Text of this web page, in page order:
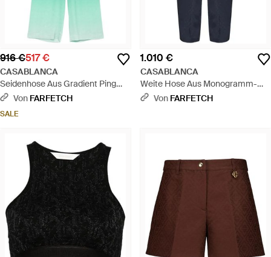
916 €517 €
CASABLANCA
Seidenhose Aus Gradient Ping
Pong-Jacquard - Grün
Von FARFETCH
SALE
1.010 €
CASABLANCA
Weite Hose Aus Monogramm-
Jacquard - Blau
Von FARFETCH